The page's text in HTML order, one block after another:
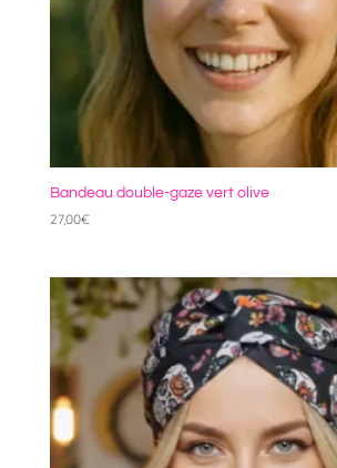
Bandeau double-gaze vert olive
27,00€